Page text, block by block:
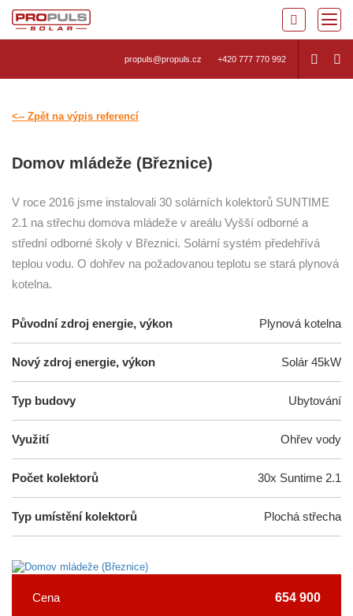
propuls@propuls.cz +420 777 770 992
<-- Zpět na výpis referencí
Domov mládeže (Březnice)
V roce 2016 jsme instalovali 30 solárních kolektorů SUNTIME
2.1 na střechu domova mládeže v areálu Vyšší odborné a
střední odborné školy v Březnici. Solární systém předehřívá
teplou vodu. O dohřev na požadovanou teplotu se stará plynová
kotelna.
Původní zdroj energie, výkon Plynová kotelna
Nový zdroj energie, výkon Solár 45kW
Typ budovy Ubytování
Využití Ohřev vody
Počet kolektorů 30x Suntime 2.1
Typ umístění kolektorů Plochá střecha
Cena 654 900